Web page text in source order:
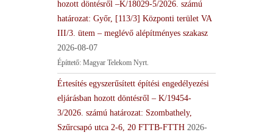
hozott döntésről –K/18029-5/2026. számú
határozat: Győr, [113/3] Központi terület VA
III/3. ütem – meglévő alépítményes szakasz
2026-08-07
Építtető: Magyar Telekom Nyrt.
Értesítés egyszerűsített építési engedélyezési
eljárásban hozott döntésről – K/19454-
3/2026. számú határozat: Szombathely,
Szűrcsapó utca 2-6, 20 FTTB-FTTH 2026-